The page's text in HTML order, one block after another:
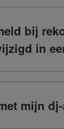
bij
in
mijn